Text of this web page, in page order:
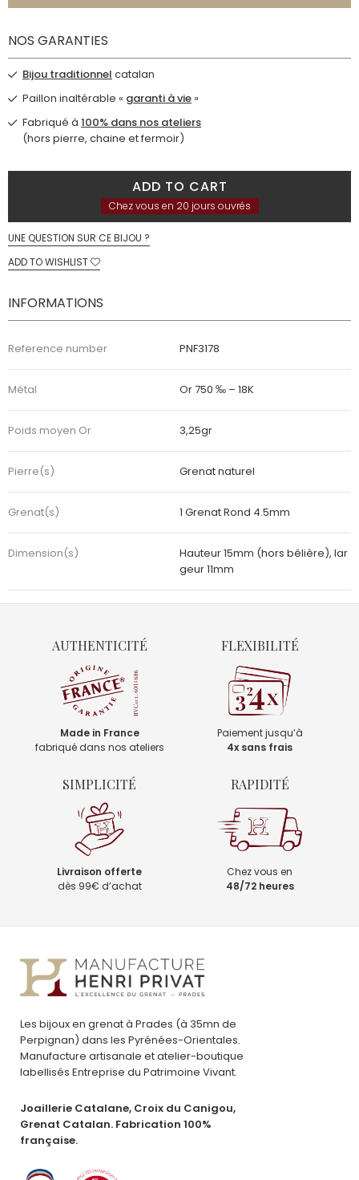
NOS GARANTIES
Bijou traditionnel catalan
Paillon inaltérable « garanti à vie »
Fabriqué à 100% dans nos ateliers
(hors pierre, chaine et fermoir)
ADD TO CART
Chez vous en 20 jours ouvrés
UNE QUESTION SUR CE BIJOU ?
ADD TO WISHLIST
INFORMATIONS
Reference number PNF3178
Métal Or 750 ‰ – 18K
Poids moyen Or 3,25gr
Pierre(s) Grenat naturel
Grenat(s) 1 Grenat Rond 4.5mm
Dimension(s)
Hauteur 15mm (hors bélière), lar
geur 11mm
AUTHENTICITÉ
Made in France
fabriqué dans nos ateliers
FLEXIBILITÉ
Paiement jusqu’à
4x sans frais
SIMPLICITÉ
Livraison offerte
dès 99€ d’achat
RAPIDITÉ
Chez vous en
48/72 heures
Les bijoux en grenat à Prades (à 35mn de
Perpignan) dans les Pyrénées-Orientales.
Manufacture artisanale et atelier-boutique
labellisés Entreprise du Patrimoine Vivant.
Joaillerie Catalane, Croix du Canigou,
Grenat Catalan. Fabrication 100%
française.